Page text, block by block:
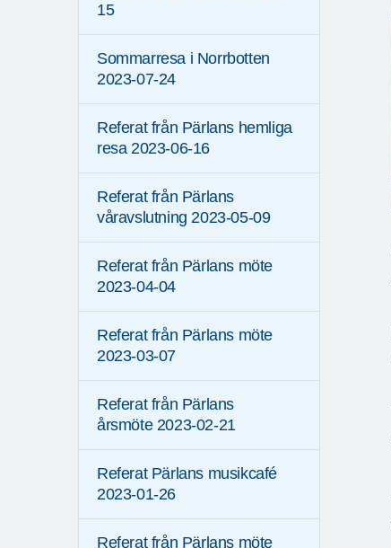
15
Sommarresa i Norrbotten
2023-07-24
Referat från Pärlans hemliga
resa 2023-06-16
Referat från Pärlans
våravslutning 2023-05-09
Referat från Pärlans möte
2023-04-04
Referat från Pärlans möte
2023-03-07
Referat från Pärlans
årsmöte 2023-02-21
Referat Pärlans musikcafé
2023-01-26
Referat från Pärlans möte